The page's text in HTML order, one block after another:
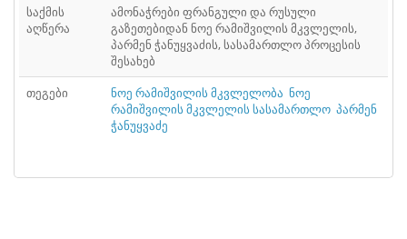
საქმის
აღწერა
ამონაჭრები ფრანგული და რუსული
გაზეთებიდან ნოე რამიშვილის მკვლელის,
პარმენ ჭანუყვაძის, სასამართლო პროცესის
შესახებ
თეგები
ნოე რამიშვილის მკვლელობა ნოე
რამიშვილის მკვლელის სასამართლო პარმენ
ჭანუყვაძე